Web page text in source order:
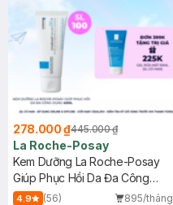
278.000 ₫445.000 ₫
La Roche-Posay
Kem Dưỡng La Roche-Posay
Giúp Phục Hồi Da Đa Công
Dụng 40ml
4.9 (56)
895/tháng